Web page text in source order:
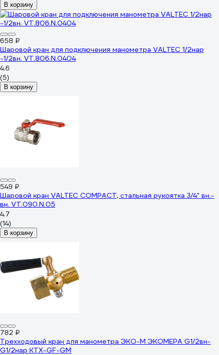
В корзину
658 ₽
Шаровой кран для подключения манометра VALTEC 1/2нар
-1/2вн. VT.806.N.0404
4.6
(5)
В корзину
549 ₽
Шаровой кран VALTEC COMPACT, стальная рукоятка 3/4" вн.-
вн. VT.090.N.05
4.7
(14)
В корзину
782 ₽
Трехходовый кран для манометра ЭКО-М ЭКОМЕРА G1/2вн-
G1/2нар КТХ-GF-GM